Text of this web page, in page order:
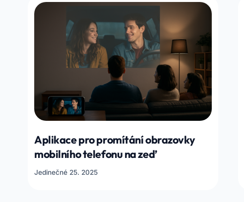
Aplikace pro promítání obrazovky
mobilního telefonu na zeď
Jedinečné 25. 2025